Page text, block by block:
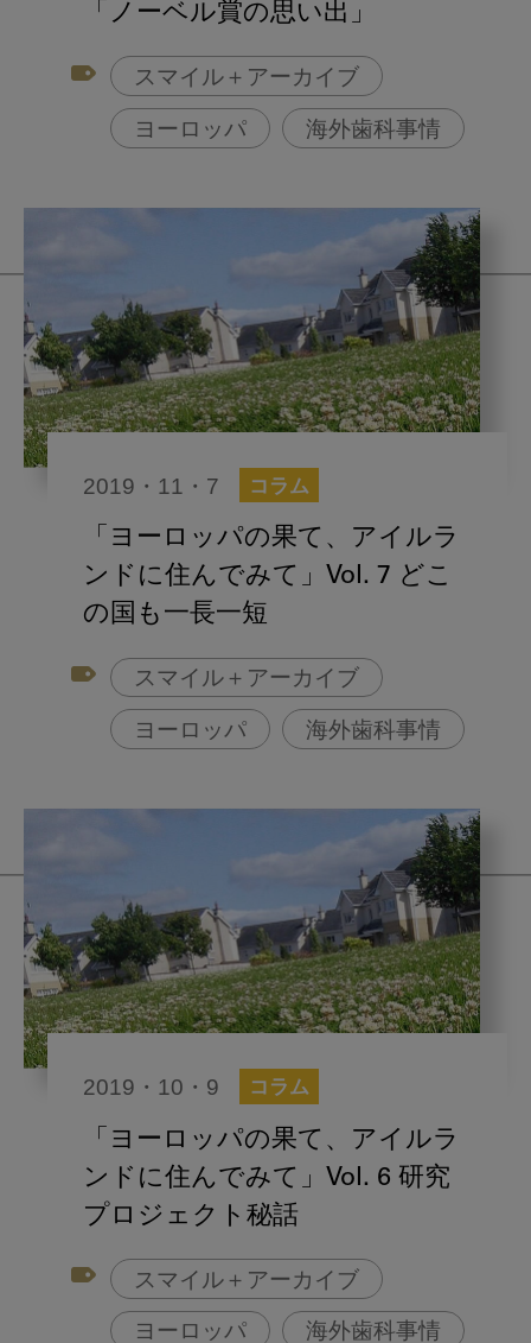
「ノーベル賞の思い出」
スマイル＋アーカイブ
ヨーロッパ 海外歯科事情
2019・11・7 コラム
「ヨーロッパの果て、アイルラ
ンドに住んでみて」Vol. 7 どこ
の国も一長一短
スマイル＋アーカイブ
ヨーロッパ 海外歯科事情
2019・10・9 コラム
「ヨーロッパの果て、アイルラ
ンドに住んでみて」Vol. 6 研究
プロジェクト秘話
スマイル＋アーカイブ
ヨーロッパ 海外歯科事情